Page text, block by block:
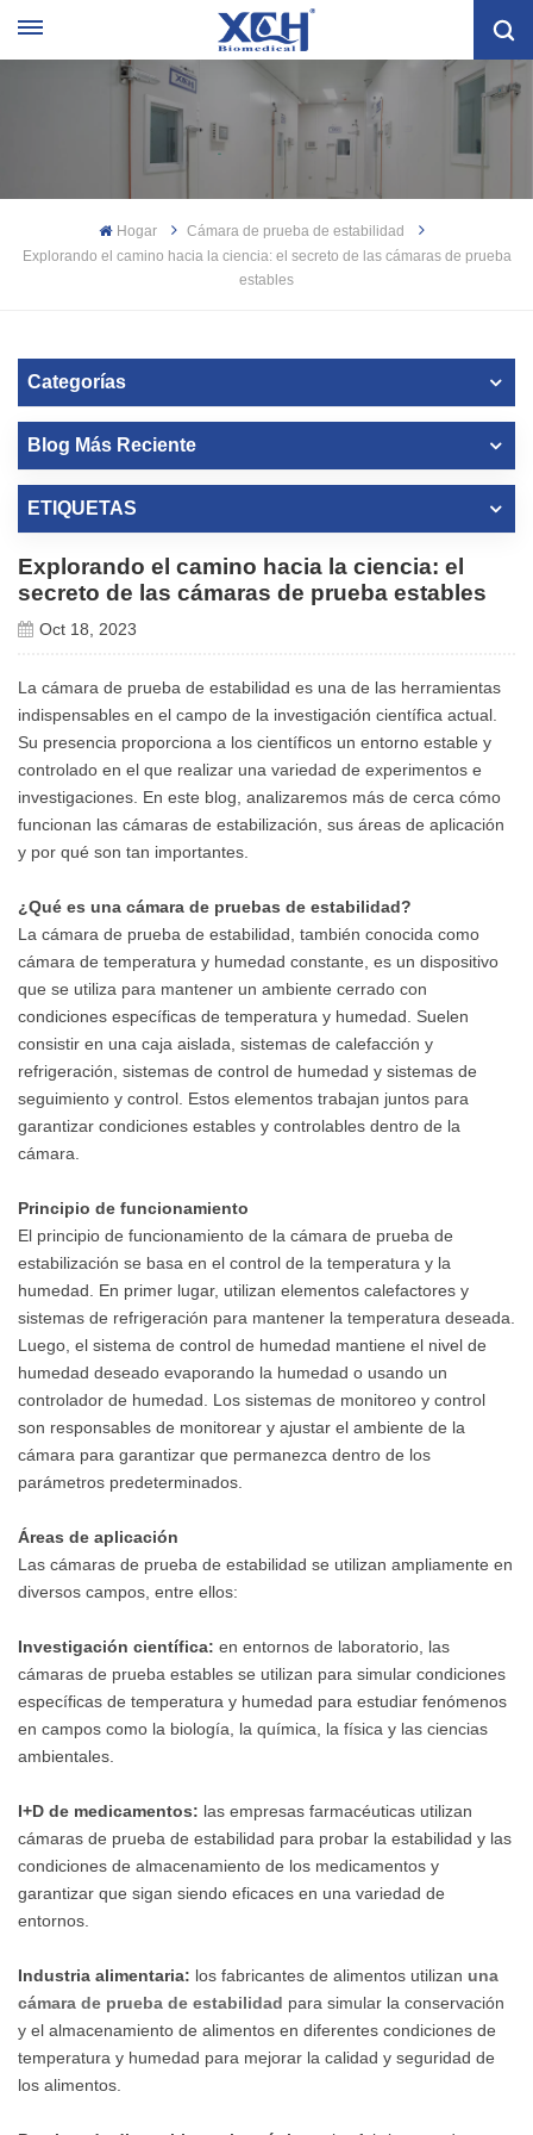
Hogar
Cámara de prueba de estabilidad
Explorando el camino hacia la ciencia: el secreto de las cámaras de prueba
estables
Categorías
Blog Más Reciente
ETIQUETAS
Explorando el camino hacia la ciencia: el
secreto de las cámaras de prueba estables
Oct 18, 2023
La cámara de prueba de estabilidad es una de las herramientas
indispensables en el campo de la investigación científica actual.
Su presencia proporciona a los científicos un entorno estable y
controlado en el que realizar una variedad de experimentos e
investigaciones. En este blog, analizaremos más de cerca cómo
funcionan las cámaras de estabilización, sus áreas de aplicación
y por qué son tan importantes.
¿Qué es una cámara de pruebas de estabilidad?
La cámara de prueba de estabilidad, también conocida como
cámara de temperatura y humedad constante, es un dispositivo
que se utiliza para mantener un ambiente cerrado con
condiciones específicas de temperatura y humedad. Suelen
consistir en una caja aislada, sistemas de calefacción y
refrigeración, sistemas de control de humedad y sistemas de
seguimiento y control. Estos elementos trabajan juntos para
garantizar condiciones estables y controlables dentro de la
cámara.
Principio de funcionamiento
El principio de funcionamiento de la cámara de prueba de
estabilización se basa en el control de la temperatura y la
humedad. En primer lugar, utilizan elementos calefactores y
sistemas de refrigeración para mantener la temperatura deseada.
Luego, el sistema de control de humedad mantiene el nivel de
humedad deseado evaporando la humedad o usando un
controlador de humedad. Los sistemas de monitoreo y control
son responsables de monitorear y ajustar el ambiente de la
cámara para garantizar que permanezca dentro de los
parámetros predeterminados.
Áreas de aplicación
Las cámaras de prueba de estabilidad se utilizan ampliamente en
diversos campos, entre ellos:
Investigación científica: en entornos de laboratorio, las
cámaras de prueba estables se utilizan para simular condiciones
específicas de temperatura y humedad para estudiar fenómenos
en campos como la biología, la química, la física y las ciencias
ambientales.
I+D de medicamentos: las empresas farmacéuticas utilizan
cámaras de prueba de estabilidad para probar la estabilidad y las
condiciones de almacenamiento de los medicamentos y
garantizar que sigan siendo eficaces en una variedad de
entornos.
Industria alimentaria: los fabricantes de alimentos utilizan una
cámara de prueba de estabilidad para simular la conservación
y el almacenamiento de alimentos en diferentes condiciones de
temperatura y humedad para mejorar la calidad y seguridad de
los alimentos.